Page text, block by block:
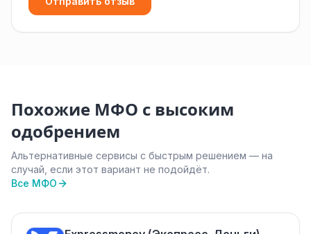
Похожие МФО с высоким
одобрением
Альтернативные сервисы с быстрым решением — на
случай, если этот вариант не подойдёт.
Все МФО